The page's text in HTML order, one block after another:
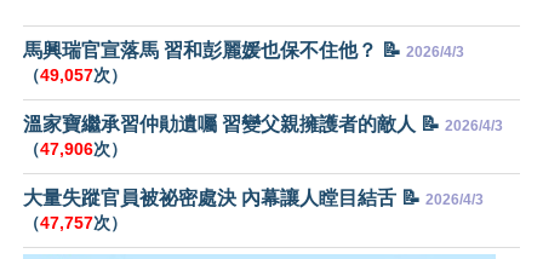
馬興瑞官宣落馬 習和彭麗媛也保不住他？ 📝 2026/4/3
（49,057次）
溫家寶繼承習仲勛遺囑 習變父親擁護者的敵人 📝 2026/4/3
（47,906次）
大量失蹤官員被祕密處決 內幕讓人瞠目結舌 📝 2026/4/3
（47,757次）